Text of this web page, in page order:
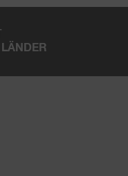
LÄNDER